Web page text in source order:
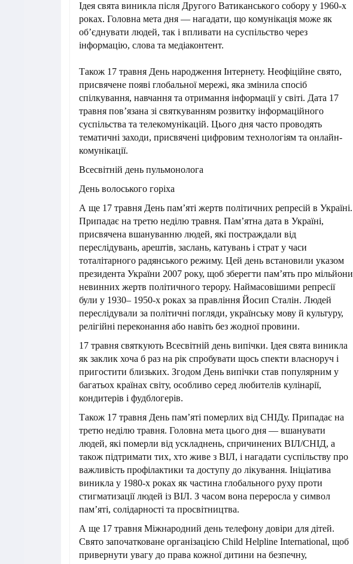
Ідея свята виникла після Другого Ватиканського собору у 1960-х
роках. Головна мета дня — нагадати, що комунікація може як
об’єднувати людей, так і впливати на суспільство через
інформацію, слова та медіаконтент.
Також 17 травня День народження Інтернету. Неофіційне свято,
присвячене появі глобальної мережі, яка змінила спосіб
спілкування, навчання та отримання інформації у світі. Дата 17
травня пов’язана зі святкуванням розвитку інформаційного
суспільства та телекомунікацій. Цього дня часто проводять
тематичні заходи, присвячені цифровим технологіям та онлайн-
комунікації.
Всесвітній день пульмонолога
День волоського горіха
А ще 17 травня День пам’яті жертв політичних репресій в Україні.
Припадає на третю неділю травня. Пам’ятна дата в Україні,
присвячена вшануванню людей, які постраждали від
переслідувань, арештів, заслань, катувань і страт у часи
тоталітарного радянського режиму. Цей день встановили указом
президента України 2007 року, щоб зберегти пам’ять про мільйони
невинних жертв політичного терору. Наймасовішими репресії
були у 1930– 1950-х роках за правління Йосип Сталін. Людей
переслідували за політичні погляди, українську мову й культуру,
релігійні переконання або навіть без жодної провини.
17 травня святкують Всесвітній день випічки. Ідея свята виникла
як заклик хоча б раз на рік спробувати щось спекти власноруч і
пригостити близьких. Згодом День випічки став популярним у
багатьох країнах світу, особливо серед любителів кулінарії,
кондитерів і фудблогерів.
Також 17 травня День пам’яті померлих від СНІДу. Припадає на
третю неділю травня. Головна мета цього дня — вшанувати
людей, які померли від ускладнень, спричинених ВІЛ/СНІД, а
також підтримати тих, хто живе з ВІЛ, і нагадати суспільству про
важливість профілактики та доступу до лікування. Ініціатива
виникла у 1980-х роках як частина глобального руху проти
стигматизації людей із ВІЛ. З часом вона переросла у символ
пам’яті, солідарності та просвітництва.
А ще 17 травня Міжнародний день телефону довіри для дітей.
Свято започатковане організацією Child Helpline International, щоб
привернути увагу до права кожної дитини на безпечну,